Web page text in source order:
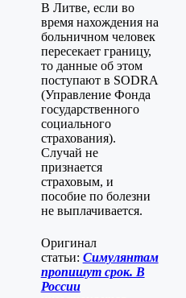
В Литве, если во
время нахождения на
больничном человек
пересекает границу,
то данные об этом
поступают в SODRA
(Управление Фонда
государственного
социального
страхования).
Случай не
признается
страховым, и
пособие по болезни
не выплачивается.
Оригинал
статьи: Симулянтам
пропишут срок. В
России